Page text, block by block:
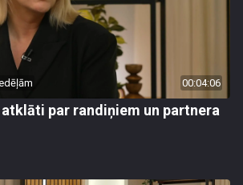
00:04:06
par randiņiem un partnera